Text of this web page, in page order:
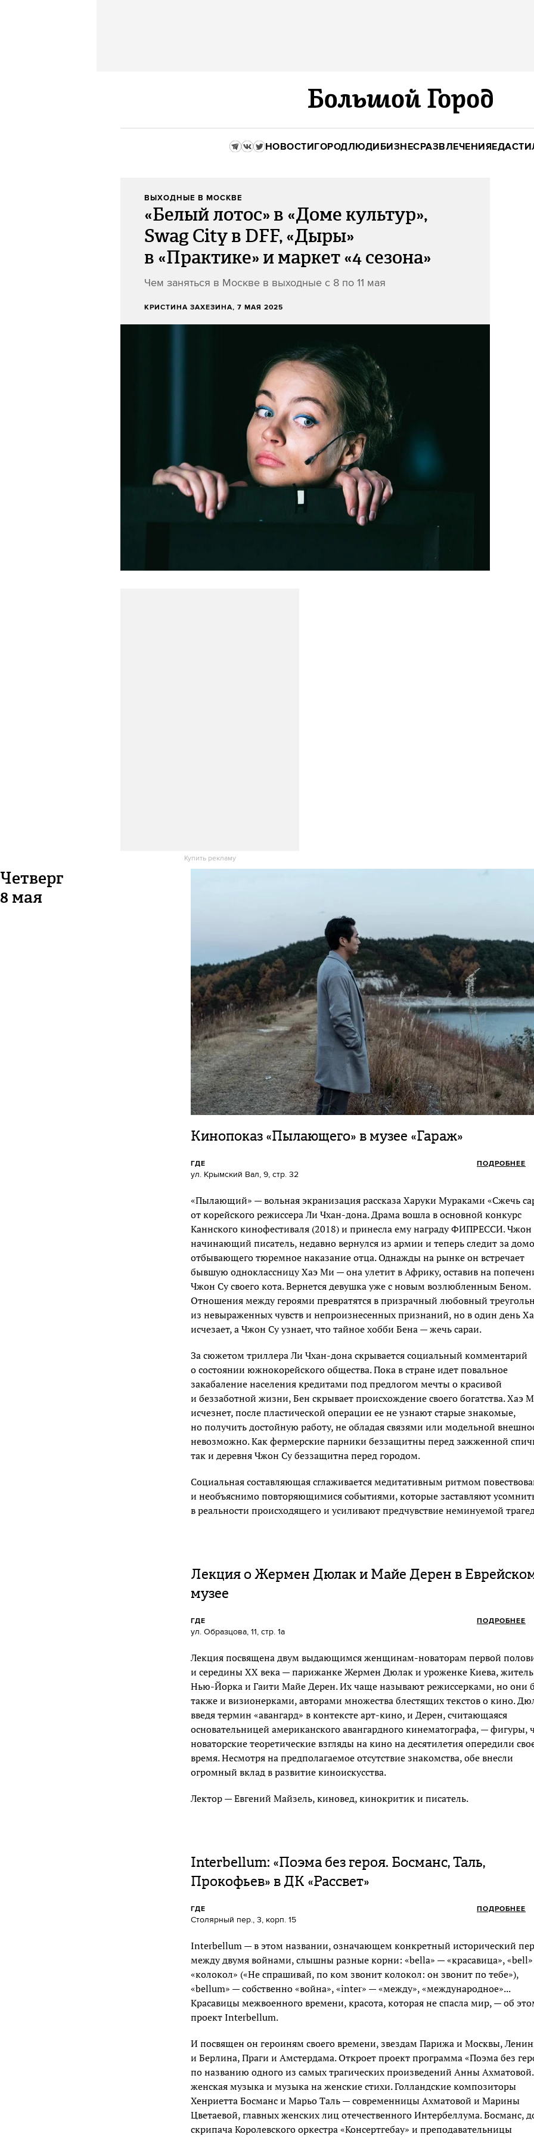
НОВОСТИГОРОДЛЮДИБИЗНЕСРАЗВЛЕЧЕНИЯЕДА
ВЫХОДНЫЕ В МОСКВЕ
«Белый лотос» в «Доме культур»,
Swag City в DFF, «Дыры»
в «Практике» и маркет «4 сезона»
Чем заняться в Москве в выходные с 8 по 11 мая
КРИСТИНА ЗАХЕЗИНА, 7 МАЯ 2025
Купить рекламу
Четверг
8 мая
Кинопоказ «Пылающего» в музее «Гараж»
ГДЕ
ул. Крымский Вал, 9, стр. 32
ПОДРОБНЕЕ
«Пылающий» — вольная экранизация рассказа Харуки Мураками «Сжечь
от корейского режиссера Ли Чхан-дона. Драма вошла в основной конкурс
Каннского кинофестиваля (2018) и принесла ему награду ФИПРЕССИ. Чжон
начинающий писатель, недавно вернулся из армии и теперь следит за
отбывающего тюремное наказание отца. Однажды на рынке он встречает
бывшую одноклассницу Хаэ Ми — она улетит в Африку, оставив на
Чжон Су своего кота. Вернется девушка уже с новым возлюбленным Беном.
Отношения между героями превратятся в призрачный любовный
из невыраженных чувств и непроизнесенных признаний, но в один день
исчезает, а Чжон Су узнает, что тайное хобби Бена — жечь сараи.
За сюжетом триллера Ли Чхан-дона скрывается социальный комментарий
о состоянии южнокорейского общества. Пока в стране идет повальное
закабаление населения кредитами под предлогом мечты о красивой
и беззаботной жизни, Бен скрывает происхождение своего богатства. Хаэ
исчезнет, после пластической операции ее не узнают старые знакомые,
но получить достойную работу, не обладая связями или модельной
невозможно. Как фермерские парники беззащитны перед зажженной
так и деревня Чжон Су беззащитна перед городом.
Социальная составляющая сглаживается медитативным ритмом
и необъяснимо повторяющимися событиями, которые заставляют
в реальности происходящего и усиливают предчувствие неминуемой
Лекция о Жермен Дюлак и Майе Дерен в
музее
ГДЕ
ул. Образцова, 11, стр. 1а
ПОДРОБНЕЕ
Лекция посвящена двум выдающимся женщинам-новаторам первой
и середины XX века — парижанке Жермен Дюлак и уроженке Киева,
Нью-Йорка и Гаити Майе Дерен. Их чаще называют режиссерками, но они
также и визионерками, авторами множества блестящих текстов о кино.
введя термин «авангард» в контексте арт-кино, и Дерен, считающаяся
основательницей американского авангардного кинематографа, — фигуры,
новаторские теоретические взгляды на кино на десятилетия опередили
время. Несмотря на предполагаемое отсутствие знакомства, обе внесли
огромный вклад в развитие киноискусства.
Лектор — Евгений Майзель, киновед, кинокритик и писатель.
Interbellum: «Поэма без героя. Босманс, Таль,
Прокофьев» в ДК «Рассвет»
ГДЕ
Столярный пер., 3, корп. 15
ПОДРОБНЕЕ
Interbellum — в этом названии, означающем конкретный исторический
между двумя войнами, слышны разные корни: «bella» — «красавица»,
«колокол» («Не спрашивай, по ком звонит колокол: он звонит по тебе»),
«bellum» — собственно «война», «inter» — «между», «международное»...
Красавицы межвоенного времени, красота, которая не спасла мир, — об
проект Interbellum.
И посвящен он героиням своего времени, звездам Парижа и Москвы,
и Берлина, Праги и Амстердама. Откроет проект программа «Поэма без
по названию одного из самых трагических произведений Анны
женская музыка и музыка на женские стихи. Голландские композиторы
Хенриетта Босманс и Марьо Таль — современницы Ахматовой и Марины
Цветаевой, главных женских лиц отечественного Интербеллума. Босманс,
скрипача Королевского оркестра «Консертгебау» и преподавательницы